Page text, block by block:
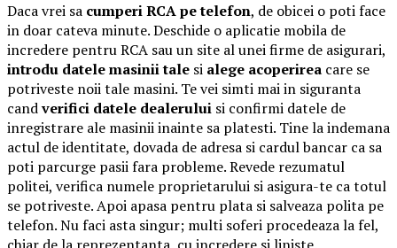
Daca vrei sa cumperi RCA pe telefon, de obicei o poti face
in doar cateva minute. Deschide o aplicatie mobila de
incredere pentru RCA sau un site al unei firme de asigurari,
introdu datele masinii tale si alege acoperirea care se
potriveste noii tale masini. Te vei simti mai in siguranta
candverifici datele dealerului si confirmi datele de
inregistrare ale masinii inainte sa platesti. Tine la indemana
actul de identitate, dovada de adresa si cardul bancar ca sa
poti parcurge pasii fara probleme. Revede rezumatul
politei, verifica numele proprietarului si asigura-te ca totul
se potriveste. Apoi apasa pentru plata si salveaza polita pe
telefon. Nu faci asta singur; multi soferi procedeaza la fel,